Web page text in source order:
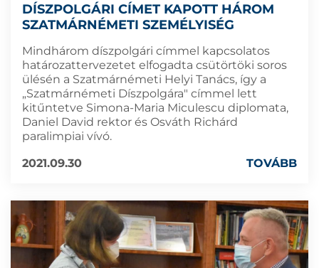
DÍSZPOLGÁRI CÍMET KAPOTT HÁROM
SZATMÁRNÉMETI SZEMÉLYISÉG
Mindhárom díszpolgári címmel kapcsolatos
határozattervezetet elfogadta csütörtöki soros
ülésén a Szatmárnémeti Helyi Tanács, így a
„Szatmárnémeti Díszpolgára" címmel lett
kitűntetve Simona-Maria Miculescu diplomata,
Daniel David rektor és Osváth Richárd
paralimpiai vívó.
2021.09.30
TOVÁBB